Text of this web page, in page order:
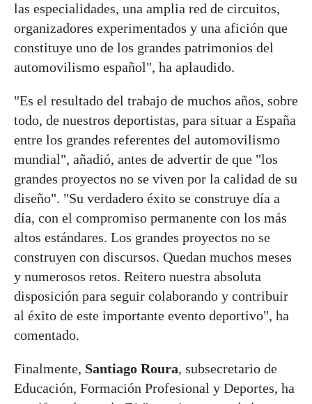
las especialidades, una amplia red de circuitos,
organizadores experimentados y una afición que
constituye uno de los grandes patrimonios del
automovilismo español", ha aplaudido.
"Es el resultado del trabajo de muchos años, sobre
todo, de nuestros deportistas, para situar a España
entre los grandes referentes del automovilismo
mundial", añadió, antes de advertir de que "los
grandes proyectos no se viven por la calidad de su
diseño". "Su verdadero éxito se construye día a
día, con el compromiso permanente con los más
altos estándares. Los grandes proyectos no se
construyen con discursos. Quedan muchos meses
y numerosos retos. Reitero nuestra absoluta
disposición para seguir colaborando y contribuir
al éxito de este importante evento deportivo", ha
comentado.
Finalmente, Santiago Roura, subsecretario de
Educación, Formación Profesional y Deportes, ha